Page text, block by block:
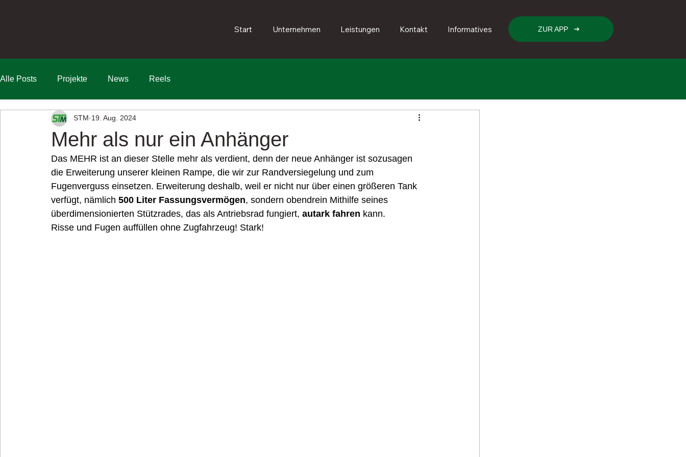
Start Unternehmen Leistungen Kontakt Informatives ZUR APP
Alle Posts Projekte News Reels
Mehr als nur ein Anhänger
STM 19. Aug. 2024
Das MEHR ist an dieser Stelle mehr als verdient, denn der neue Anhänger ist sozusagen
die Erweiterung unserer kleinen Rampe, die wir zur Randversiegelung und zum
Fugenverguss einsetzen. Erweiterung deshalb, weil er nicht nur über einen größeren Tank
verfügt, nämlich 500 Liter Fassungsvermögen, sondern obendrein Mithilfe seines
überdimensionierten Stützrades, das als Antriebsrad fungiert, autark fahren kann.
Risse und Fugen auffüllen ohne Zugfahrzeug! Stark!